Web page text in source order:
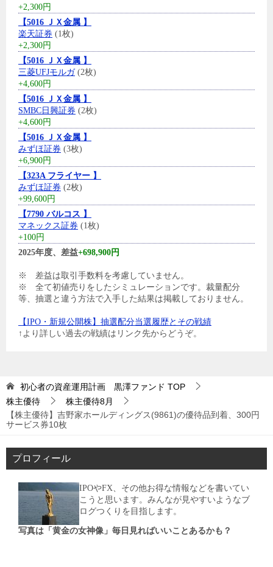
+2,300円
【5016 ＪＸ金属 】
楽天証券 (1枚)
+2,300円
【5016 ＪＸ金属 】
三菱UFJモルガ(2枚)
+4,600円
【5016 ＪＸ金属 】
SMBC日興証券 (2枚)
+4,600円
【5016 ＪＸ金属 】
みずほ証券 (3枚)
+6,900円
【323A フライヤー 】
みずほ証券 (2枚)
+99,600円
【7790 バルコス 】
マネックス証券 (1枚)
+100円
2025年度、差益+698,900円
※ 差益は取引手数料を考慮していません。
※ 全て初値売りをしたシミュレーションです。裁量配分
等、抽選と違う方法で入手した結果は掲載しておりません。
【IPO・新規公開株】抽選配分当選履歴とその戦績
↑より詳しい過去の戦績はリンク先からどうぞ。
初心者の資産運用計画 黒澤ファンド TOP
株主優待
株主優待8月
【株主優待】吉野家ホールディングス(9861)の優待品到着、300円
サービス券10枚
プロフィール
IPOやFX、その他お得な情報などを書いてい
こうと思います。みんなが見やすいようなブ
ログつくりを目指します。
写真は「黄金の女神像」毎日見ればいいことあるかも？